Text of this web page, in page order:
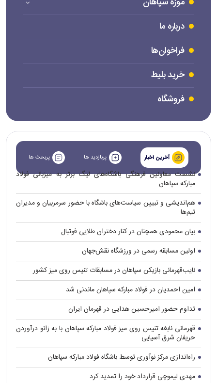
درباره ما
فراخوان‌ها
خرید بلیط
فروشگاه
آخرین اخبار پربازدید ها پربحث ها
نشست معاونین فرهنگی باشگاه‌های لیگ برتر به میزبانی فولاد
مبارکه سپاهان
هم‌اندیشی و تبیین سیاست‌های باشگاه با حضور سرمربیان و مدیران
تیم‌ها
بیان محمودی همچنان در کنار دختران طلایی فوتبال
اولین مسابقه رسمی در ورزشگاه نقش‌جهان
نایب‌قهرمانی بازیکن سپاهان در مسابقات تنیس روی میز کشور
امین احمدیان در فولاد مبارکه سپاهان ماندنی شد
تداوم حضور امیرحسین هدایی در قهرمان ایران
قهرمانی نابغه تنیس روی میز فولاد مبارکه سپاهان با به زانو درآوردن
حریفان شرق آسیایی
راه‌اندازی مرکز نوآوری توسط باشگاه فولاد مبارکه سپاهان
مهدی لیموچی قرارداد خود را تمدید کرد